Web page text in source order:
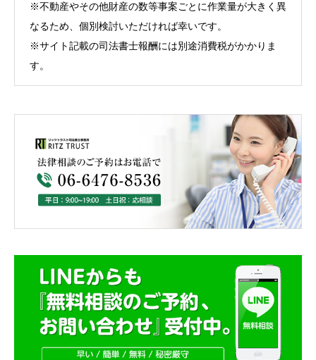
※不動産やその他財産の数等事案ごとに作業量が大きく異
なるため、個別検討いただければ幸いです。
※サイト記載の司法書士報酬には別途消費税がかかりま
す。